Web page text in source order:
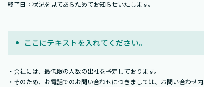
終了日：状況を見てあらためてお知らせいたします。
ここにテキストを入れてください。
・会社には、最低限の人数の出社を予定しております。
・そのため、お電話でのお問い合わせにつきましては、お問い合わ